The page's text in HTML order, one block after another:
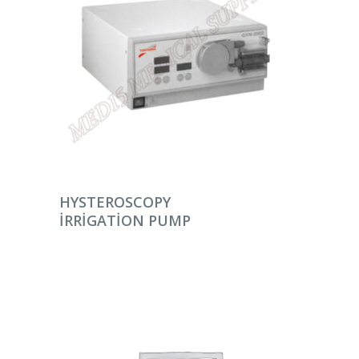
DEVAMINI OKU
HYSTEROSCOPY
IRRIGATION PUMP